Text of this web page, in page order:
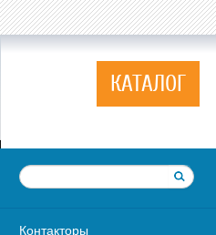
КАТАЛОГ
Контакторы